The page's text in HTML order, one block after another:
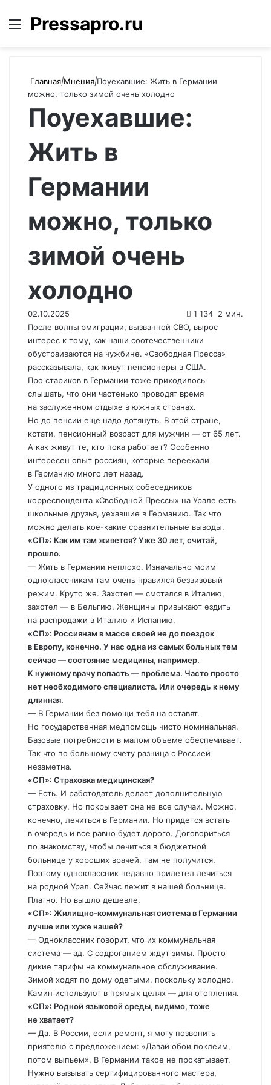
Меню
Pressapro.ru
Главная|Мнения|Поуехавшие: Жить в Германии
можно, только зимой очень холодно
Поуехавшие:
Жить в
Германии
можно, только
зимой очень
холодно
02.10.2025 1 134 2 мин.
После волны эмиграции, вызванной СВО, вырос
интерес к тому, как наши соотечественники
обустраиваются на чужбине. «Свободная Пресса»
рассказывала, как живут пенсионеры в США.
Про стариков в Германии тоже приходилось
слышать, что они частенько проводят время
на заслуженном отдыхе в южных странах.
Но до пенсии еще надо дотянуть. В этой стране,
кстати, пенсионный возраст для мужчин — от 65 лет.
А как живут те, кто пока работает? Особенно
интересен опыт россиян, которые переехали
в Германию много лет назад.
У одного из традиционных собеседников
корреспондента «Свободной Прессы» на Урале есть
школьные друзья, уехавшие в Германию. Так что
можно делать кое-какие сравнительные выводы.
«СП»: Как им там живется? Уже 30 лет, считай,
прошло.
— Жить в Германии неплохо. Изначально моим
одноклассникам там очень нравился безвизовый
режим. Круто же. Захотел — смотался в Италию,
захотел — в Бельгию. Женщины привыкают ездить
на распродажи в Италию и Испанию.
«СП»: Россиянам в массе своей не до поездок
в Европу, конечно. У нас одна из самых больных тем
сейчас — состояние медицины, например.
К нужному врачу попасть — проблема. Часто просто
нет необходимого специалиста. Или очередь к нему
длинная.
— В Германии без помощи тебя на оставят.
Но государственная медпомощь чисто номинальная.
Базовые потребности в малом объеме обеспечивает.
Так что по большому счету разница с Россией
незаметна.
«СП»: Страховка медицинская?
— Есть. И работодатель делает дополнительную
страховку. Но покрывает она не все случаи. Можно,
конечно, лечиться в Германии. Но придется встать
в очередь и все равно будет дорого. Договориться
по знакомству, чтобы лечиться в бюджетной
больнице у хороших врачей, там не получится.
Поэтому одноклассник недавно прилетел лечиться
на родной Урал. Сейчас лежит в нашей больнице.
Платно. Но вышло дешевле.
«СП»: Жилищно-коммунальная система в Германии
лучше или хуже нашей?
— Одноклассник говорит, что их коммунальная
система — ад. С содроганием ждут зимы. Просто
дикие тарифы на коммунальное обслуживание.
Зимой ходят по дому одетыми, поскольку холодно.
Камин используют в прямых целях — для отопления.
«СП»: Родной языковой среды, видимо, тоже
не хватает?
— Да. В России, если ремонт, я могу позвонить
приятелю с предложением: «Давай обои поклеим,
потом выпьем». В Германии такое не прокатывает.
Нужно вызывать сертифицированного мастера,